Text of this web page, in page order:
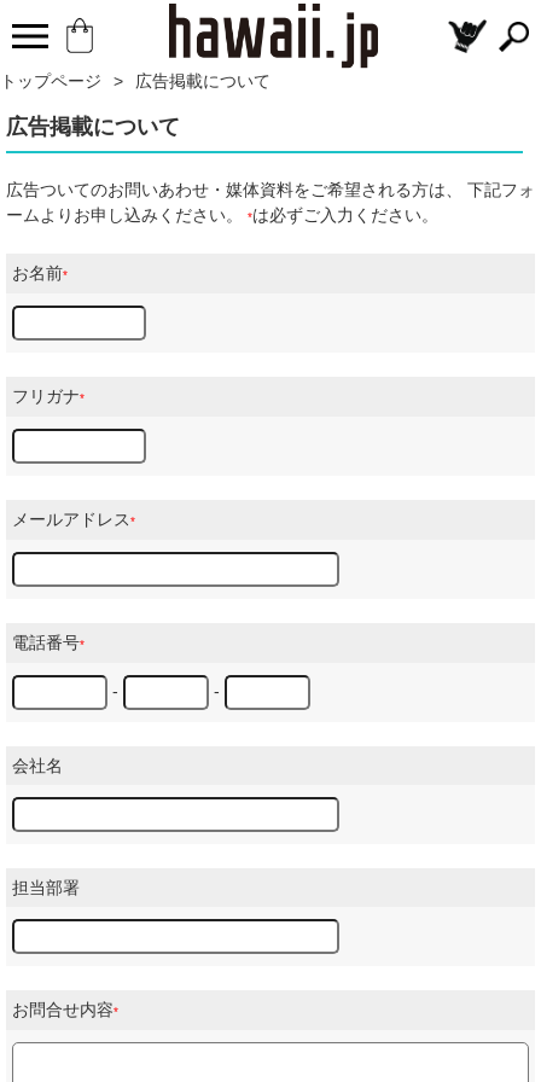
トップページ > 広告掲載について
広告掲載について
広告ついてのお問いあわせ・媒体資料をご希望される方は、 下記フォ
ームよりお申し込みください。
*は必ずご入力ください。
お名前*
フリガナ*
メールアドレス*
電話番号*
- -
会社名
担当部署
お問合せ内容*